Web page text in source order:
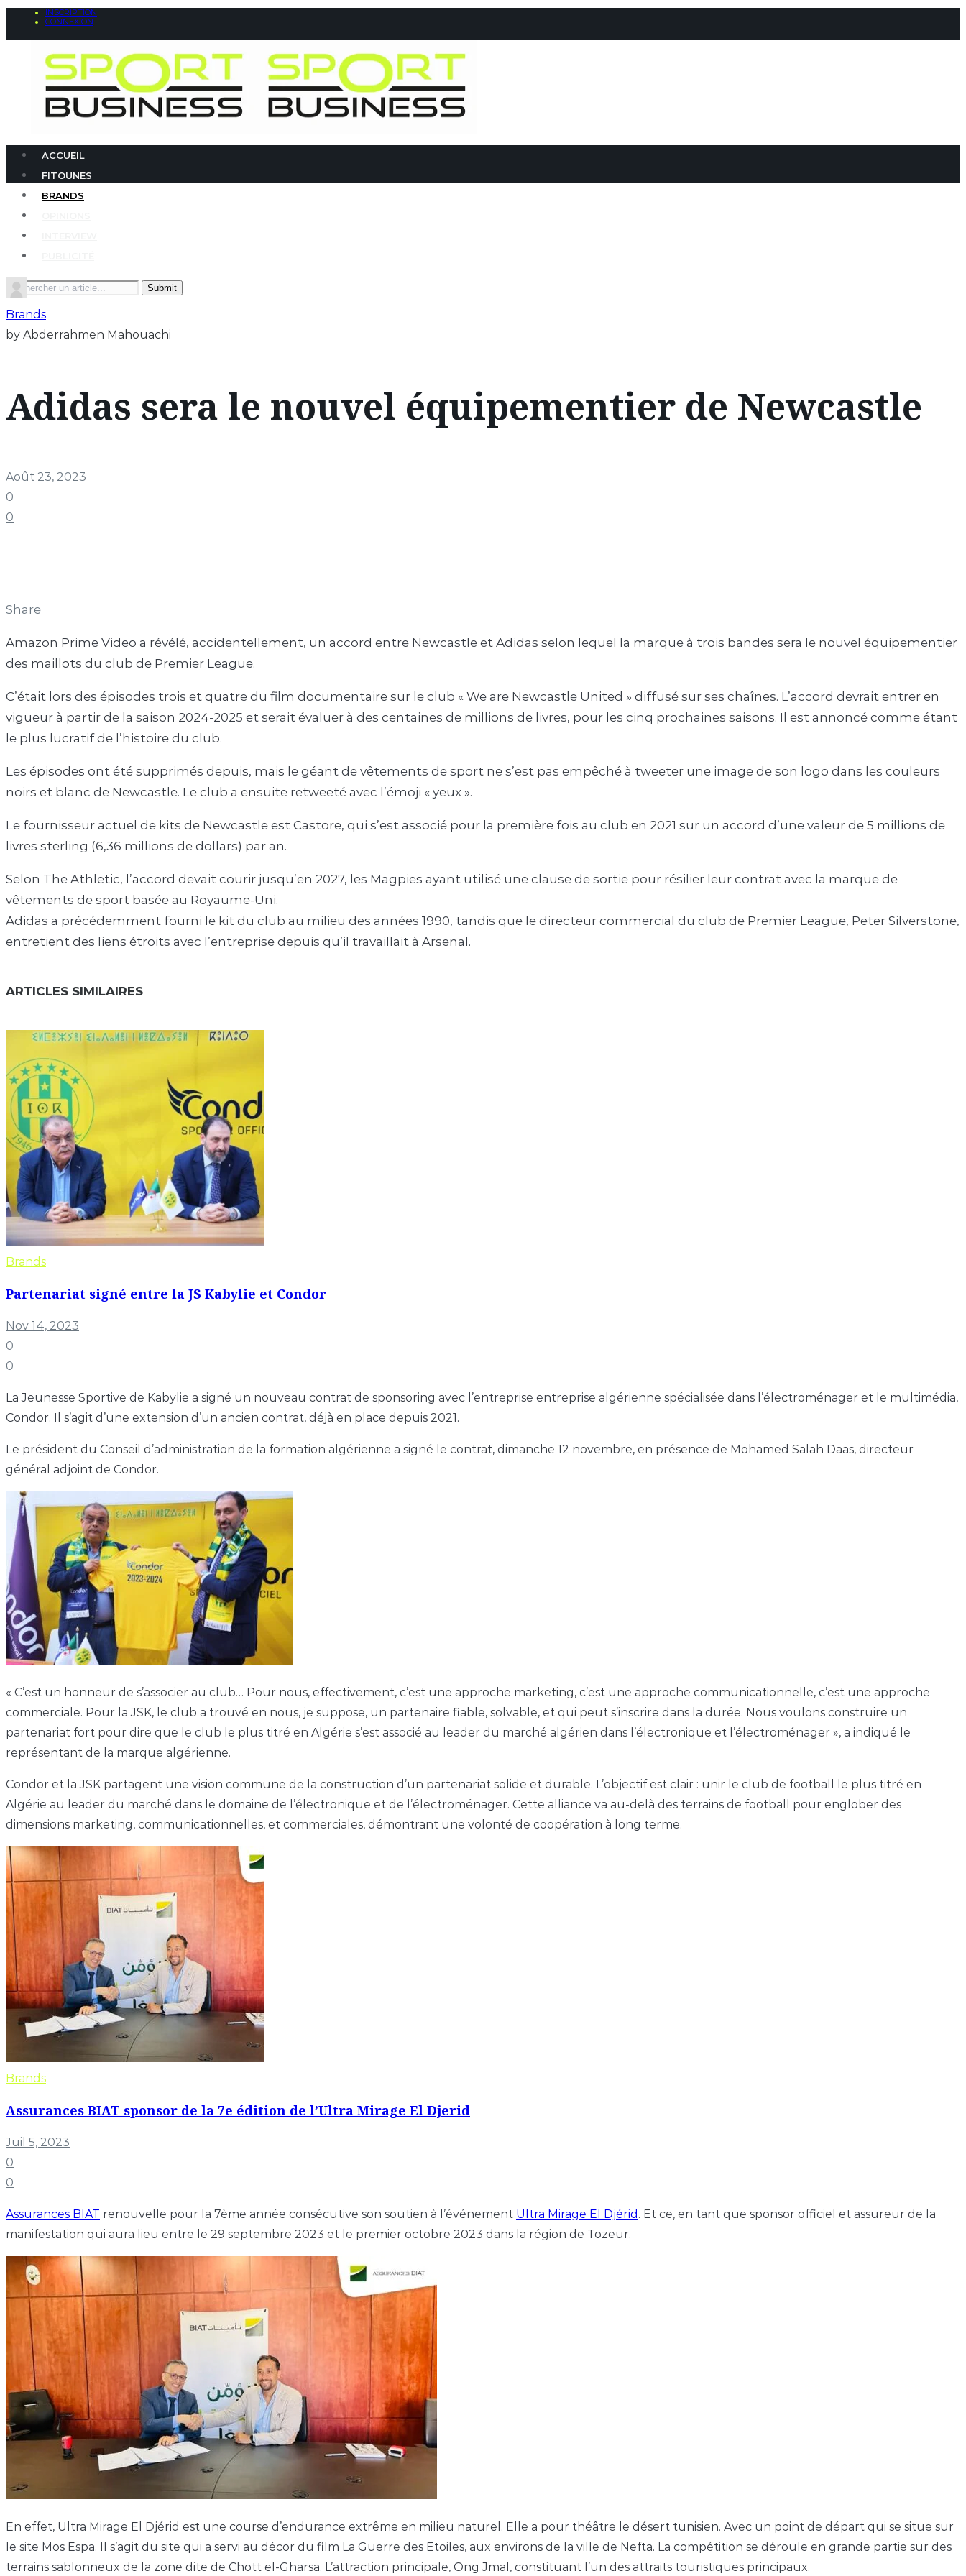
INSCRIPTION
CONNEXION
ACCUEIL
FITOUNES
BRANDS
Search
for:
Brands
by Abderrahmen Mahouachi
Adidas sera le nouvel équipementier de Newcastle
Août 23, 2023
0
0
Share
Amazon Prime Video a révélé, accidentellement, un accord entre Newcastle et Adidas selon lequel la marque à trois bandes sera le nouvel équipementier
des maillots du club de Premier League.
C’était lors des épisodes trois et quatre du film documentaire sur le club « We are Newcastle United » diffusé sur ses chaînes. L’accord devrait entrer en
vigueur à partir de la saison 2024-2025 et serait évaluer à des centaines de millions de livres, pour les cinq prochaines saisons. Il est annoncé comme étant
le plus lucratif de l’histoire du club.
Les épisodes ont été supprimés depuis, mais le géant de vêtements de sport ne s’est pas empêché à tweeter une image de son logo dans les couleurs
noirs et blanc de Newcastle. Le club a ensuite retweeté avec l’émoji « yeux ».
Le fournisseur actuel de kits de Newcastle est Castore, qui s’est associé pour la première fois au club en 2021 sur un accord d’une valeur de 5 millions de
livres sterling (6,36 millions de dollars) par an.
Selon The Athletic, l’accord devait courir jusqu’en 2027, les Magpies ayant utilisé une clause de sortie pour résilier leur contrat avec la marque de
vêtements de sport basée au Royaume-Uni.
Adidas a précédemment fourni le kit du club au milieu des années 1990, tandis que le directeur commercial du club de Premier League, Peter Silverstone,
entretient des liens étroits avec l’entreprise depuis qu’il travaillait à Arsenal.
ARTICLES SIMILAIRES
Brands
Partenariat signé entre la JS Kabylie et Condor
Nov 14, 2023
0
0
La Jeunesse Sportive de Kabylie a signé un nouveau contrat de sponsoring avec l’entreprise entreprise algérienne spécialisée dans l’électroménager et le multimédia,
Condor. Il s’agit d’une extension d’un ancien contrat, déjà en place depuis 2021.
Le président du Conseil d’administration de la formation algérienne a signé le contrat, dimanche 12 novembre, en présence de Mohamed Salah Daas, directeur
général adjoint de Condor.
« C’est un honneur de s’associer au club… Pour nous, effectivement, c’est une approche marketing, c’est une approche communicationnelle, c’est une approche
commerciale. Pour la JSK, le club a trouvé en nous, je suppose, un partenaire fiable, solvable, et qui peut s’inscrire dans la durée. Nous voulons construire un
partenariat fort pour dire que le club le plus titré en Algérie s’est associé au leader du marché algérien dans l’électronique et l’électroménager », a indiqué le
représentant de la marque algérienne.
Condor et la JSK partagent une vision commune de la construction d’un partenariat solide et durable. L’objectif est clair : unir le club de football le plus titré en
Algérie au leader du marché dans le domaine de l’électronique et de l’électroménager. Cette alliance va au-delà des terrains de football pour englober des
dimensions marketing, communicationnelles, et commerciales, démontrant une volonté de coopération à long terme.
Brands
Assurances BIAT sponsor de la 7e édition de l’Ultra Mirage El Djerid
Juil 5, 2023
0
0
Assurances BIAT renouvelle pour la 7ème année consécutive son soutien à l’événement Ultra Mirage El Djérid . Et ce, en tant que sponsor officiel et assureur de la
manifestation qui aura lieu entre le 29 septembre 2023 et le premier octobre 2023 dans la région de Tozeur.
En effet, Ultra Mirage El Djérid est une course d’endurance extrême en milieu naturel. Elle a pour théâtre le désert tunisien. Avec un point de départ qui se situe sur
le site Mos Espa. Il s’agit du site qui a servi au décor du film La Guerre des Etoiles, aux environs de la ville de Nefta. La compétition se déroule en grande partie sur des
terrains sablonneux de la zone dite de Chott el-Gharsa. L’attraction principale, Ong Jmal, constituant l’un des attraits touristiques principaux.